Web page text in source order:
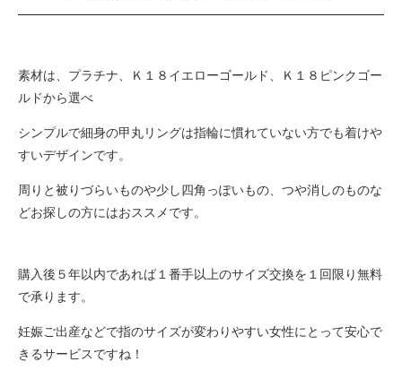
素材は、プラチナ、Ｋ１８イエローゴールド、Ｋ１８ピンクゴー
ルドから選べ
シンプルで細身の甲丸リングは指輪に慣れていない方でも着けや
すいデザインです。
周りと被りづらいものや少し四角っぽいもの、つや消しのものな
どお探しの方にはおススメです。
購入後５年以内であれば１番手以上のサイズ交換を１回限り無料
で承ります。
妊娠ご出産などで指のサイズが変わりやすい女性にとって安心で
きるサービスですね！